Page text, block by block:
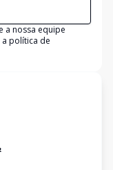
a nossa equipe
política de